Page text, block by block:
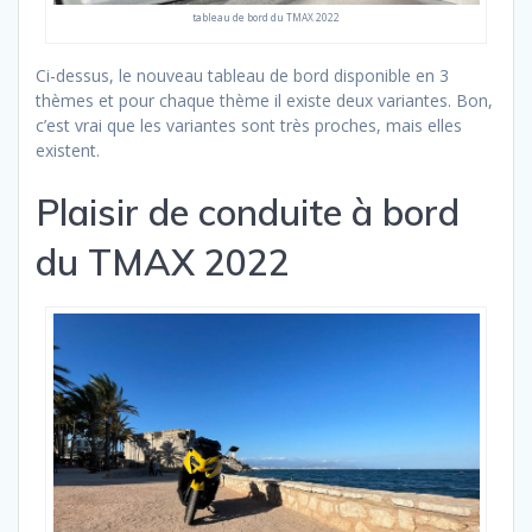
tableau de bord du TMAX 2022
Ci-dessus, le nouveau tableau de bord disponible en 3
thèmes et pour chaque thème il existe deux variantes. Bon,
c’est vrai que les variantes sont très proches, mais elles
existent.
Plaisir de conduite à bord
du TMAX 2022